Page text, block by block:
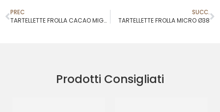
PREC
TARTELLETTE FROLLA CACAO MIGNON Ø44
SUCC.
TARTELLETTE FROLLA MICRO Ø38
Prodotti Consigliati